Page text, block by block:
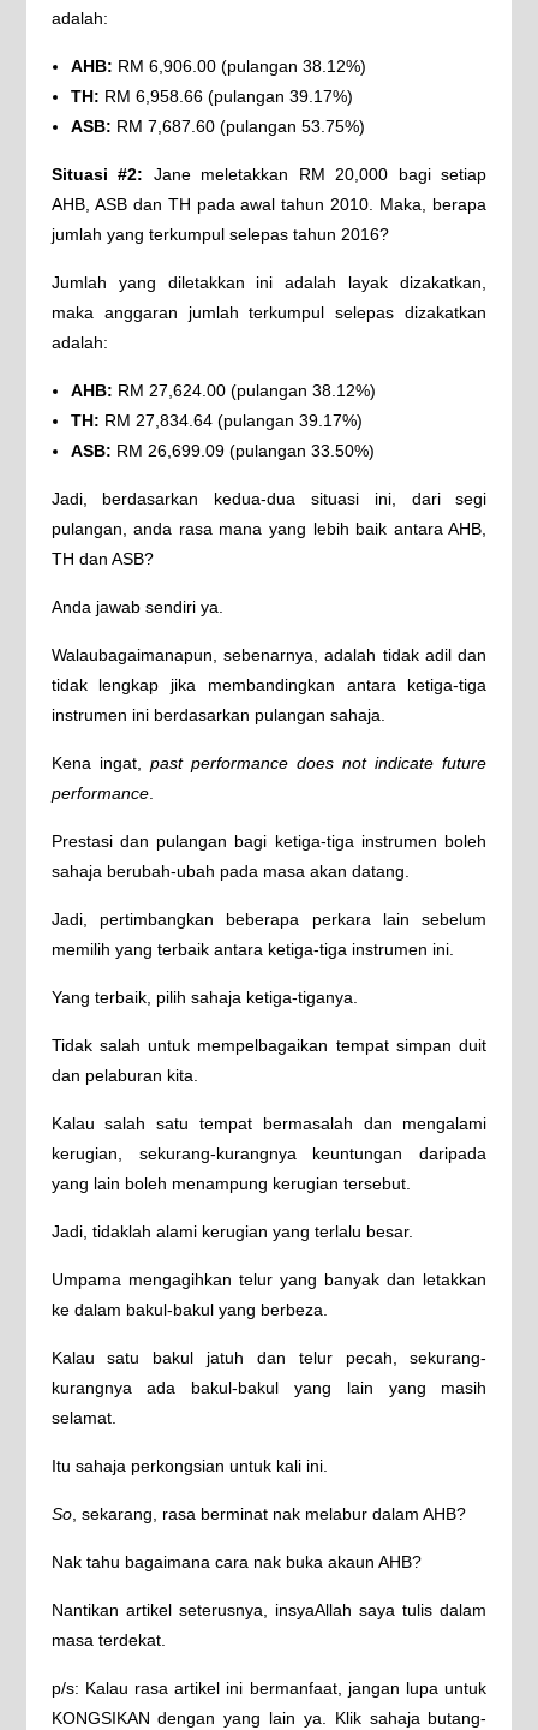
adalah:
AHB: RM 6,906.00 (pulangan 38.12%)
TH: RM 6,958.66 (pulangan 39.17%)
ASB: RM 7,687.60 (pulangan 53.75%)
Situasi #2: Jane meletakkan RM 20,000 bagi setiap
AHB, ASB dan TH pada awal tahun 2010. Maka, berapa
jumlah yang terkumpul selepas tahun 2016?
Jumlah yang diletakkan ini adalah layak dizakatkan,
maka anggaran jumlah terkumpul selepas dizakatkan
adalah:
AHB: RM 27,624.00 (pulangan 38.12%)
TH: RM 27,834.64 (pulangan 39.17%)
ASB: RM 26,699.09 (pulangan 33.50%)
Jadi, berdasarkan kedua-dua situasi ini, dari segi
pulangan, anda rasa mana yang lebih baik antara AHB,
TH dan ASB?
Anda jawab sendiri ya.
Walaubagaimanapun, sebenarnya, adalah tidak adil dan
tidak lengkap jika membandingkan antara ketiga-tiga
instrumen ini berdasarkan pulangan sahaja.
Kena ingat, past performance does not indicate future
performance.
Prestasi dan pulangan bagi ketiga-tiga instrumen boleh
sahaja berubah-ubah pada masa akan datang.
Jadi, pertimbangkan beberapa perkara lain sebelum
memilih yang terbaik antara ketiga-tiga instrumen ini.
Yang terbaik, pilih sahaja ketiga-tiganya.
Tidak salah untuk mempelbagaikan tempat simpan duit
dan pelaburan kita.
Kalau salah satu tempat bermasalah dan mengalami
kerugian, sekurang-kurangnya keuntungan daripada
yang lain boleh menampung kerugian tersebut.
Jadi, tidaklah alami kerugian yang terlalu besar.
Umpama mengagihkan telur yang banyak dan letakkan
ke dalam bakul-bakul yang berbeza.
Kalau satu bakul jatuh dan telur pecah, sekurang-
kurangnya ada bakul-bakul yang lain yang masih
selamat.
Itu sahaja perkongsian untuk kali ini.
So, sekarang, rasa berminat nak melabur dalam AHB?
Nak tahu bagaimana cara nak buka akaun AHB?
Nantikan artikel seterusnya, insyaAllah saya tulis dalam
masa terdekat.
p/s: Kalau rasa artikel ini bermanfaat, jangan lupa untuk
KONGSIKAN dengan yang lain ya. Klik sahaja butang-